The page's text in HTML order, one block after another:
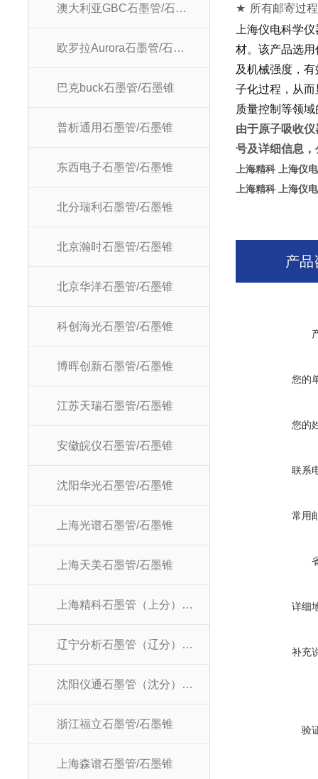
澳大利亚GBC石墨管/石墨锥
欧罗拉Aurora石墨管/石墨锥
巴克buck石墨管/石墨锥
普析通用石墨管/石墨锥
东西电子石墨管/石墨锥
北分瑞利石墨管/石墨锥
北京瀚时石墨管/石墨锥
北京华洋石墨管/石墨锥
科创海光石墨管/石墨锥
博晖创新石墨管/石墨锥
江苏天瑞石墨管/石墨锥
安徽皖仪石墨管/石墨锥
沈阳华光石墨管/石墨锥
上海光谱石墨管/石墨锥
上海天美石墨管/石墨锥
上海精科石墨管（上分）/石墨锥
辽宁分析石墨管（辽分）/石墨锥
沈阳仪通石墨管（沈分）/石墨锥
浙江福立石墨管/石墨锥
上海森谱石墨管/石墨锥
★ 所有邮寄过
上海仪电科学
材。该产品选
及机械强度，
子化过程，从
质量控制等领
由于原子吸收
号及详细信息
上海精科 上海仪
上海精科 上海仪
产品
您的
您的
联系
常用
详细
补充
验